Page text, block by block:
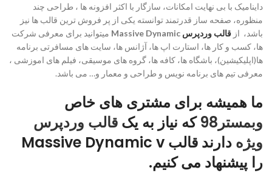
داینامیک با بی نهایت امکانات، سازگار با اکثر افزونه ها ، طراحی چند
منظوره، صفحه ساز قدرتمند توانسته یکی از پر فروش ترین قالب ها نیز
باشد، از قالب وردپرس میتوانید برای معرفی شرکت
ها، کسب و کار ها، استارت اپ ها، آژانس ها، سایت های مسافرتی برنامه
ها(اپلیکیشین)، باشگاه ها، کافه ها، گروه های موسیقی، فیلم های اموزشی ،
معرفی تیم های برنامه نویس و طراحی و معمار و… می باشد.
ما همیشه برای مشتری های خاص
وبمستر98
که نیاز به یک قالب وردپرس
ویژه دارند قالب Massive Dynamic v
را پیشنهاد می کنیم.